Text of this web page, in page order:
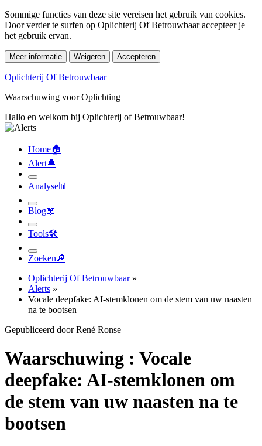
Sommige functies van deze site vereisen het gebruik van cookies.
Door verder te surfen op Oplichterij Of Betrouwbaar accepteer je
het gebruik ervan.
Meer informatie Weigeren Accepteren
Oplichterij Of Betrouwbaar
Waarschuwing voor Oplichting
Hallo en welkom bij Oplichterij of Betrouwbaar!
Home🏠︎
Alert🔔︎
Analyse📊︎
Blog📖︎
Tools🛠︎
Zoeken🔎︎
Oplichterij Of Betrouwbaar»
Alerts »
Vocale deepfake: AI-stemklonen om de stem van uw naasten
na te bootsen
Gepubliceerd door René Ronse
Waarschuwing : Vocale
deepfake: AI-stemklonen om
de stem van uw naasten na te
bootsen